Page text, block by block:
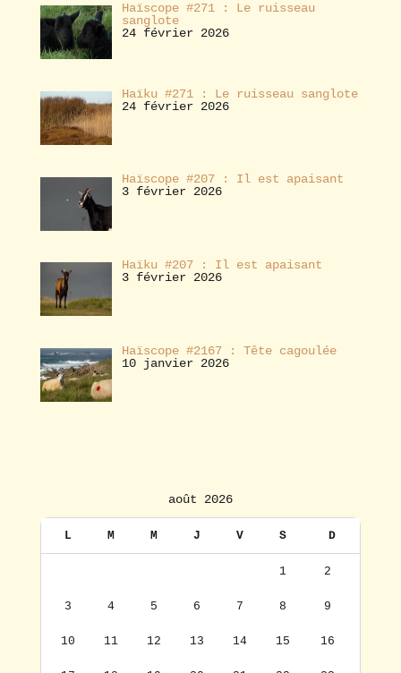
Haïscope #271 : Le ruisseau
sanglote
24 février 2026
Haïku #271 : Le ruisseau sanglote
24 février 2026
Haïscope #207 : Il est apaisant
3 février 2026
Haïku #207 : Il est apaisant
3 février 2026
Haïscope #2167 : Tête cagoulée
10 janvier 2026
août 2026
L M M J V S D
1 2
3 4 5 6 7 8 9
10 11 12 13 14 15 16